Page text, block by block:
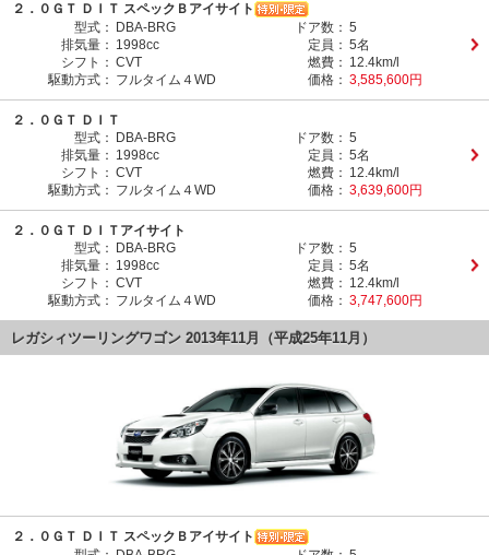
２．０ＧＴ ＤＩＴ スペックＢアイサイト
型式：
DBA-BRG ドア数： 5
排気量： 1998cc 定員： 5名
シフト： CVT 燃費： 12.4km/l
駆動方式： フルタイム４WD 価格： 3,585,600円
２．０ＧＴ ＤＩＴ
型式：
DBA-BRG ドア数： 5
排気量： 1998cc 定員： 5名
シフト： CVT 燃費： 12.4km/l
駆動方式： フルタイム４WD 価格： 3,639,600円
２．０ＧＴ ＤＩＴアイサイト
型式：
DBA-BRG ドア数： 5
排気量： 1998cc 定員： 5名
シフト： CVT 燃費： 12.4km/l
駆動方式： フルタイム４WD 価格： 3,747,600円
レガシィツーリングワゴン 2013年11月（平成25年11月）
２．０ＧＴ ＤＩＴ スペックＢアイサイト